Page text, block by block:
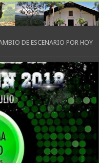
DE ESCENARIO POR HOY